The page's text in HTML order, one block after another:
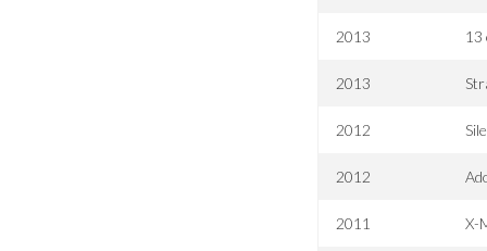
2013 13
2013
2012
2012
2011 X-